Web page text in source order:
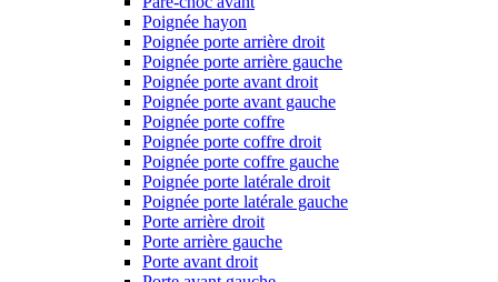
Poignée hayon
Poignée porte arrière droit
Poignée porte arrière gauche
Poignée porte avant droit
Poignée porte avant gauche
Poignée porte coffre
Poignée porte coffre droit
Poignée porte coffre gauche
Poignée porte latérale droit
Poignée porte latérale gauche
Porte arrière droit
Porte arrière gauche
Porte avant droit